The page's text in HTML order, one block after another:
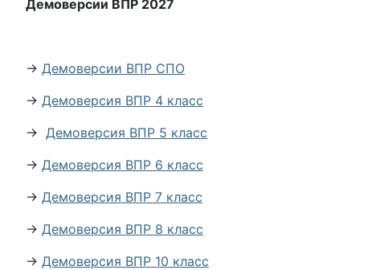
Демоверсии ВПР 2027
→ Демоверсии ВПР СПО
→ Демоверсия ВПР 4 класс
→ Демоверсия ВПР 5 класс
→ Демоверсия ВПР 6 класс
→ Демоверсия ВПР 7 класс
→ Демоверсия ВПР 8 класс
→ Демоверсия ВПР 10 класс